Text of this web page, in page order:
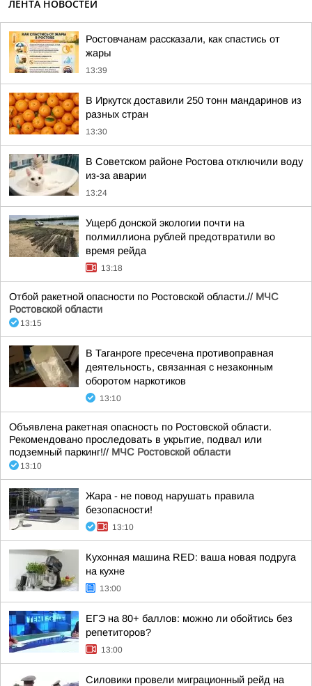
ЛЕНТА НОВОСТЕЙ
Ростовчанам рассказали, как спастись от
жары
13:39
В Иркутск доставили 250 тонн мандаринов из
разных стран
13:30
В Советском районе Ростова отключили воду
из-за аварии
13:24
Ущерб донской экологии почти на
полмиллиона рублей предотвратили во
время рейда
13:18
Отбой ракетной опасности по Ростовской области.// МЧС
Ростовской области
13:15
В Таганроге пресечена противоправная
деятельность, связанная с незаконным
оборотом наркотиков
13:10
Объявлена ракетная опасность по Ростовской области.
Рекомендовано проследовать в укрытие, подвал или
подземный паркинг!// МЧС Ростовской области
13:10
Жара - не повод нарушать правила
безопасности!
13:10
Кухонная машина RED: ваша новая подруга
на кухне
13:00
ЕГЭ на 80+ баллов: можно ли обойтись без
репетиторов?
13:00
Силовики провели миграционный рейд на